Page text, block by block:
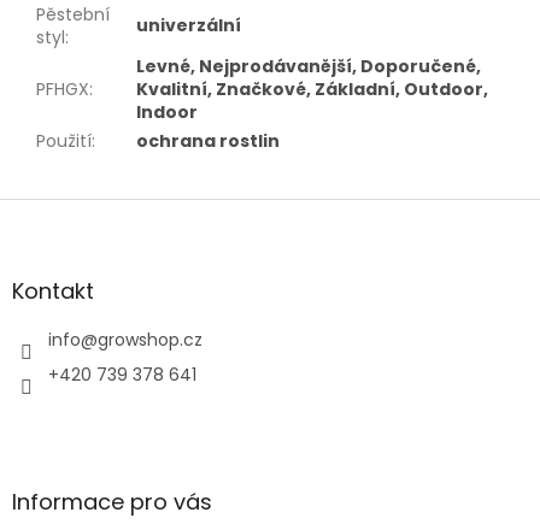
Pěstební
styl: univerzální
PFHGX:
Levné, Nejprodávanější, Doporučené,
Kvalitní, Značkové, Základní, Outdoor,
Indoor
Použití: ochrana rostlin
Z
aKontakt
info@growshop.cz
+420 739 378 641
Informace pro vás